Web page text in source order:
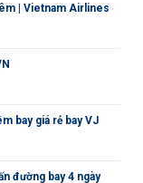
| Vietnam Airlines
bay giá rẻ bay VJ
đường bay 4 ngày